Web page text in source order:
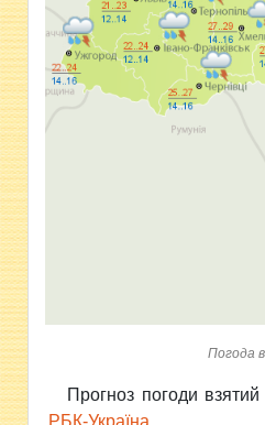
Погода
Прогноз погоди взятий
РБК-Україна